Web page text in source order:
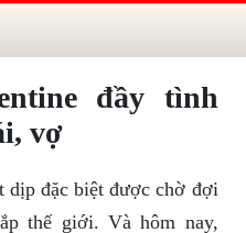
đầy tình
vợ
dịp đặc biệt được chờ đợi
thế giới. Và hôm nay,